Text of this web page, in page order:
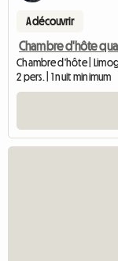
A découvrir
Chambre d'hôte
Chambre d'hôte |
2 pers. | 1 nuit minimum